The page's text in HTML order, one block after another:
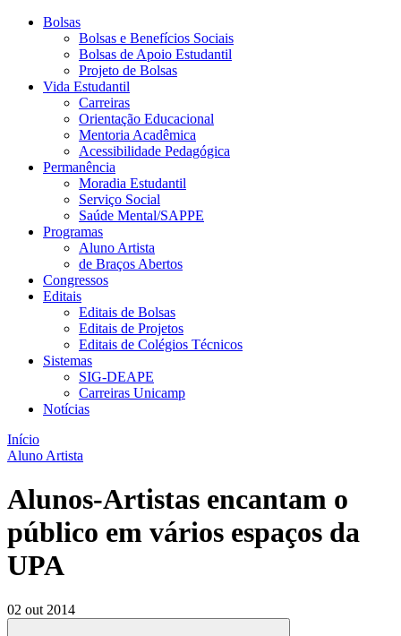
Bolsas
Bolsas e Benefícios Sociais
Bolsas de Apoio Estudantil
Projeto de Bolsas
Vida Estudantil
Carreiras
Orientação Educacional
Mentoria Acadêmica
Acessibilidade Pedagógica
Permanência
Moradia Estudantil
Serviço Social
Saúde Mental/SAPPE
Programas
Aluno Artista
de Braços Abertos
Congressos
Editais
Editais de Bolsas
Editais de Projetos
Editais de Colégios Técnicos
Sistemas
SIG-DEAPE
Carreiras Unicamp
Notícias
Início
Aluno Artista
Alunos-Artistas encantam o
público em vários espaços da
UPA
02 out 2014